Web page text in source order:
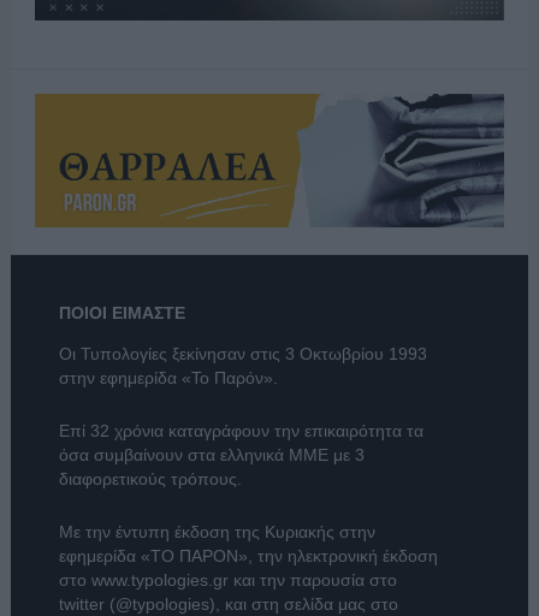
ΠΟΙΟΙ ΕΙΜΑΣΤΕ
Οι Τυπολογίες ξεκίνησαν στις 3 Οκτωβρίου 1993
στην εφημερίδα «Το Παρόν».
Επί 32 χρόνια καταγράφουν την επικαιρότητα τα
όσα συμβαίνουν στα ελληνικά ΜΜΕ με 3
διαφορετικούς τρόπους.
Με την έντυπη έκδοση της Κυριακής στην
εφημερίδα «ΤΟ ΠΑΡΟΝ» , την ηλεκτρονική έκδοση
στο www.typologies.grκαι την παρουσία στο
twitter (@typologies) , και στη σελίδα μας στο